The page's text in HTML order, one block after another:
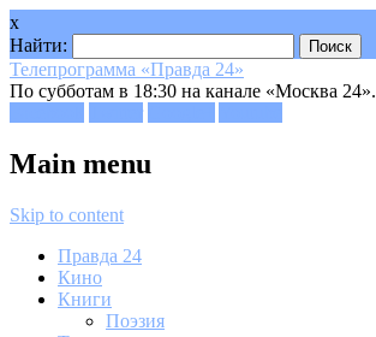
x
Найти:
Телепрограмма «Правда 24»
По субботам в 18:30 на канале «Москва 24».
Main menu
Skip to content
Правда 24
Кино
Книги
Поэзия